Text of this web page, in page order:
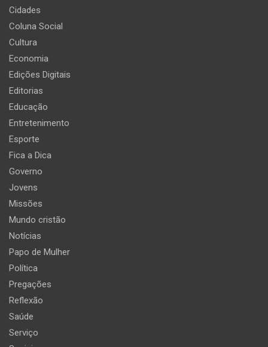
Cidades
Coluna Social
Cultura
Economia
Edições Digitais
Editorias
Educação
Entretenimento
Esporte
Fica a Dica
Governo
Jovens
Missões
Mundo cristão
Notícias
Papo de Mulher
Política
Pregações
Reflexão
Saúde
Serviço